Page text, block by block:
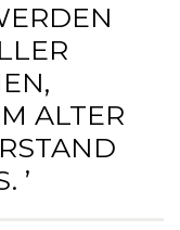
ALTER
’